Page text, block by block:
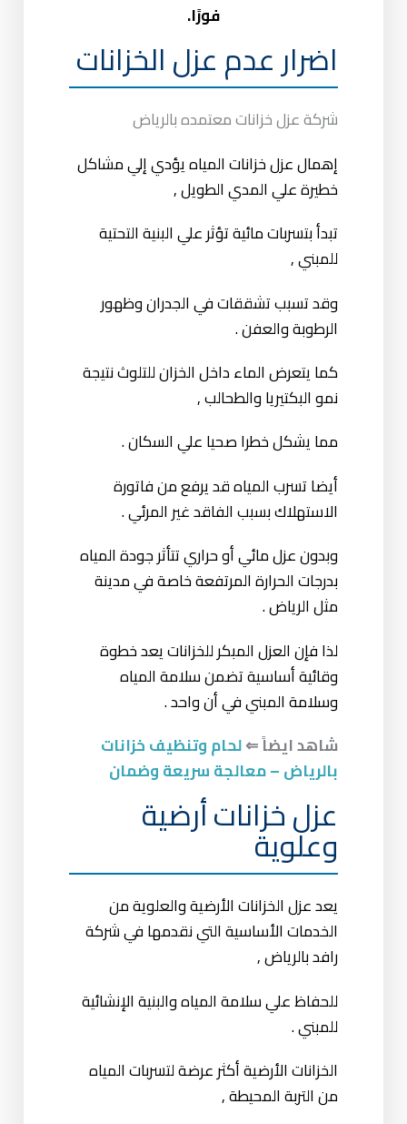
فورًا.
اضرار عدم عزل الخزانات
شركة عزل خزانات معتمده بالرياض
إهمال عزل خزانات المياه يؤدي إلي مشاكل
خطيرة علي المدي الطويل ,
تبدأ بتسربات مائية تؤثر علي البنية التحتية
للمبني ,
وقد تسبب تشققات في الجدران وظهور
الرطوبة والعفن .
كما يتعرض الماء داخل الخزان للتلوث نتيجة
نمو البكتيريا والطحالب ,
مما يشكل خطرا صحيا علي السكان .
أيضا تسرب المياه قد يرفع من فاتورة
الاستهلاك بسبب الفاقد غير المرئي .
وبدون عزل مائي أو حراري تتأثر جودة المياه
بدرجات الحرارة المرتفعة خاصة في مدينة
مثل الرياض .
لذا فإن العزل المبكر للخزانات يعد خطوة
وقائية أساسية تضمن سلامة المياه
وسلامة المبني في أن واحد .
شاهد ايضاً ⇐لحام وتنظيف خزانات
بالرياض – معالجة سريعة وضمان
عزل خزانات أرضية
وعلوية
يعد عزل الخزانات الأرضية والعلوية من
الخدمات الأساسية التي نقدمها في شركة
رافد بالرياض ,
للحفاظ علي سلامة المياه والبنية الإنشائية
للمبني .
الخزانات الأرضية أكثر عرضة لتسربات المياه
من التربة المحيطة ,